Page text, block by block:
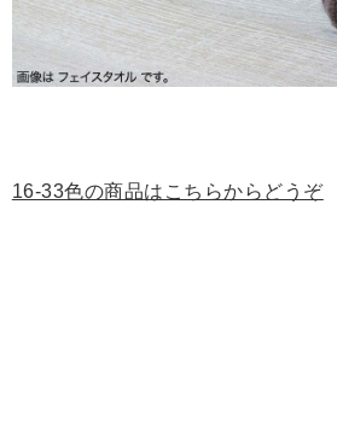
16-33色の商品はこちらからどうぞ